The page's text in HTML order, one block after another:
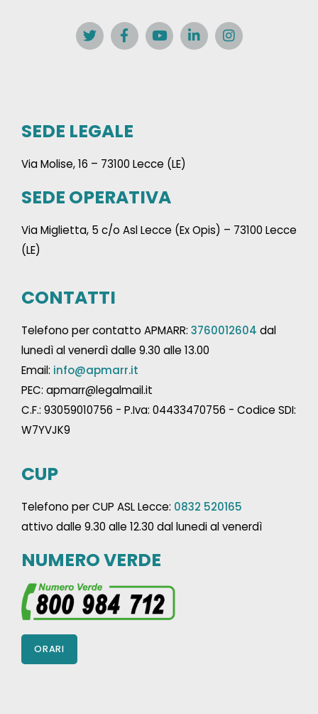
SEDE LEGALE
Via Molise, 16 – 73100 Lecce (LE)
SEDE OPERATIVA
Via Miglietta, 5 c/o Asl Lecce (Ex Opis) – 73100 Lecce
(LE)
CONTATTI
Telefono per contatto APMARR: 3760012604 dal
lunedì al venerdì dalle 9.30 alle 13.00
Email: info@apmarr.it
PEC: apmarr@legalmail.it
C.F.: 93059010756 - P.Iva: 04433470756 - Codice SDI:
W7YVJK9
CUP
Telefono per CUP ASL Lecce: 0832 520165
attivo dalle 9.30 alle 12.30 dal lunedi al venerdì
NUMERO VERDE
ORARI